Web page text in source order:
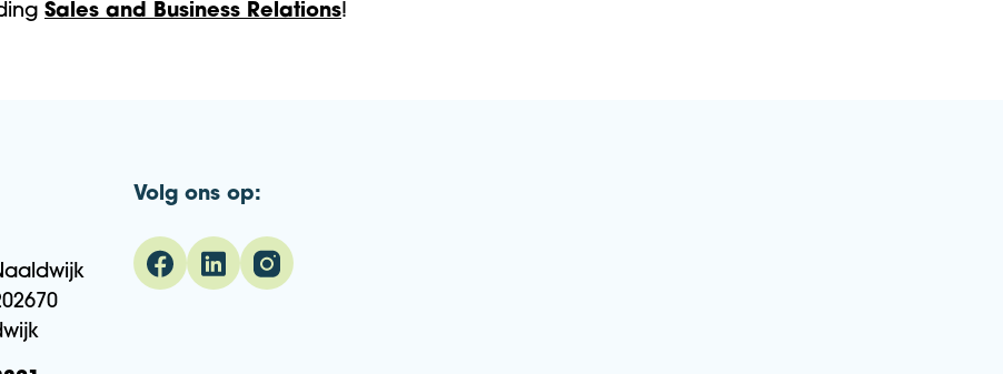
Sales and Business Relations!
Volg ons op: